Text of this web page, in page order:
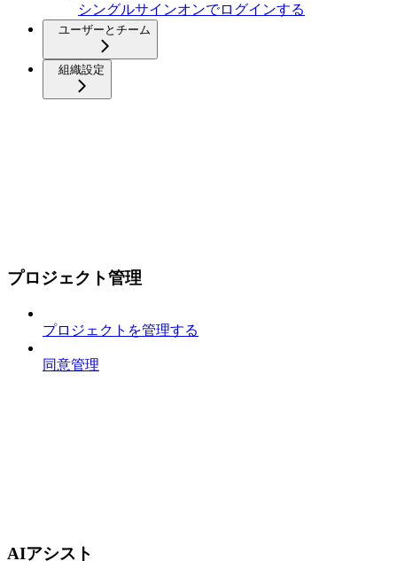
シングルサインオンでログインする
ユーザーとチーム
組織設定
プロジェクト管理
プロジェクトを管理する
同意管理
AIアシスト